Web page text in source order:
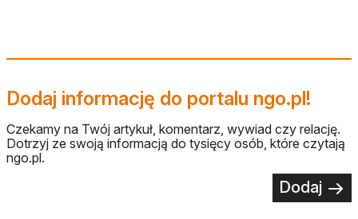
Dodaj informację do portalu ngo.pl!
Czekamy na Twój artykuł, komentarz, wywiad czy relację.
Dotrzyj ze swoją informacją do tysięcy osób, które czytają
ngo.pl.
Dodaj